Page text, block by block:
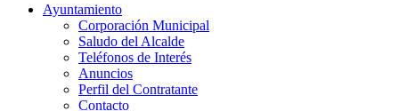
Ayuntamiento
Corporación Municipal
Saludo del Alcalde
Teléfonos de Interés
Anuncios
Perfil del Contratante
Contacto